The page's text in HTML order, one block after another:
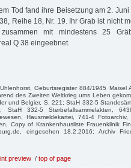
Tod fand ihre Beisetzung am 2.
Reihe 18, Nr. 19. Ihr Grab ist nicht
mit mindestens 25
Q 38 eingeebnet.
Geburtsregister 884/1945 Maisel
des Zweiten Weltkrieg ums Leben
und Belgier, S. 221; StaH 332-5
StaH 332-5 Sterbefallsammelakten,
Hausmeldekartei, 741-4
Copy of Krankenhausliste Frauenklinik
eingesehen 18.2.2016; Archiv
preview / top of page